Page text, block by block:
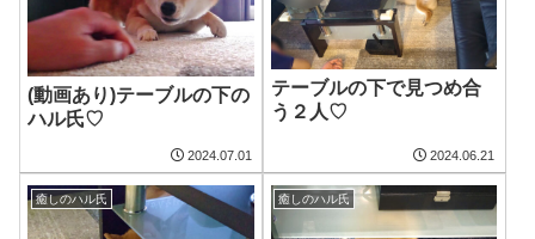
(動画あり)テーブルの下の
ハル氏♡
2024.07.01
テーブルの下で見つめ合
う２人♡
2024.06.21
癒しのハル氏 癒しのハル氏